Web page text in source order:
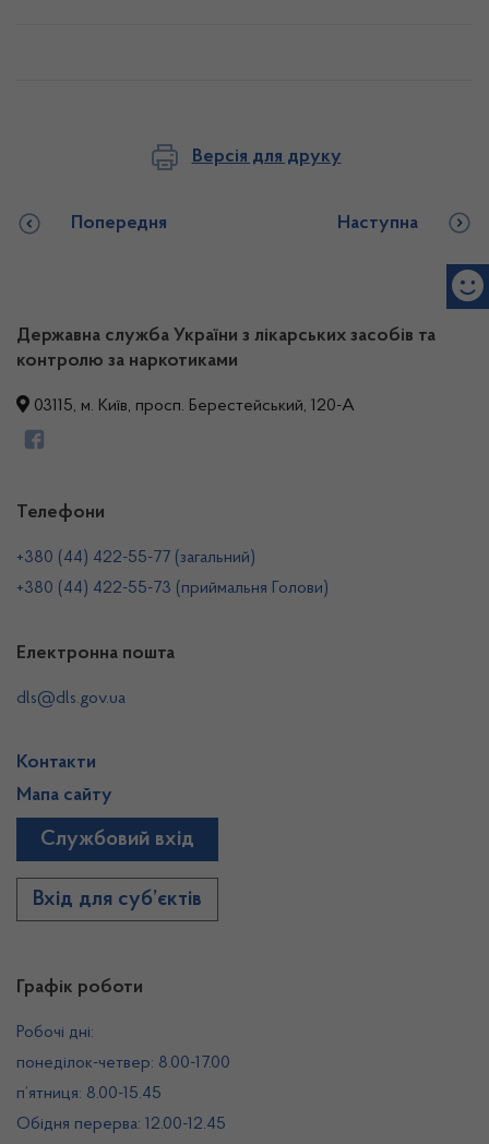
Версія для друку
Попередня Наступна
Державна служба України з лікарських засобів та
контролю за наркотиками
03115, м. Київ, просп. Берестейський, 120-А
Графік роботи
Робочі дні:
понеділок-четвер: 8.00-17.00
п’ятниця: 8.00-15.45
Обідня перерва: 12.00-12.45
Телефони
+380 (44) 422-55-77 (загальний)
+380 (44) 422-55-73 (приймальня Голови)
Електронна пошта
dls@dls.gov.ua
Контакти
Мапа сайту
Службовий вхід
Вхід для суб’єктів